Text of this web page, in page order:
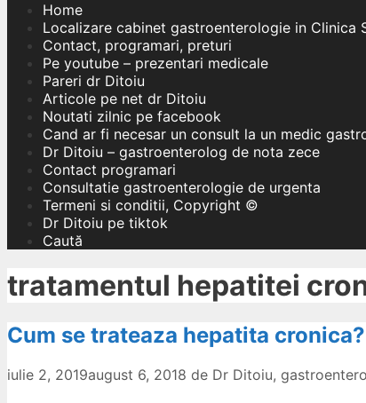
Home
Localizare cabinet gastroenterologie in Clinica
Contact, programari, preturi
Pe youtube – prezentari medicale
Pareri dr Ditoiu
Articole pe net dr Ditoiu
Noutati zilnic pe facebook
Cand ar fi necesar un consult la un medic
Dr Ditoiu – gastroenterolog de nota zece
Contact programari
Consultatie gastroenterologie de urgenta
Termeni si conditii, Copyright ©
Dr Ditoiu pe tiktok
Caută
tratamentul hepatitei
Cum se trateaza hepatita cronica?
iulie 2, 2019august 6, 2018 de Dr Ditoiu,